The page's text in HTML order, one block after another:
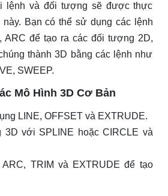
lệnh và đối tượng sẽ được thực
này. Bạn có thể sử dụng các lệnh
ARC để tạo ra các đối tượng 2D,
thành 3D bằng các lệnh như
SWEEP.
Mô Hình 3D Cơ Bản
LINE, OFFSET và EXTRUDE.
3D với SPLINE hoặc CIRCLE và
TRIM và EXTRUDE để tạo